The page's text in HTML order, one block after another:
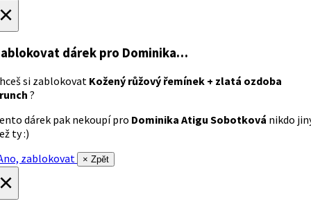
dárek pro Dominika…
si zablokovat Kožený růžový řemínek + zlatá ozdoba
?
dárek pak nekoupí pro Dominika Atigu Sobotková nikdo
ty :)
zablokovat
× Zpět